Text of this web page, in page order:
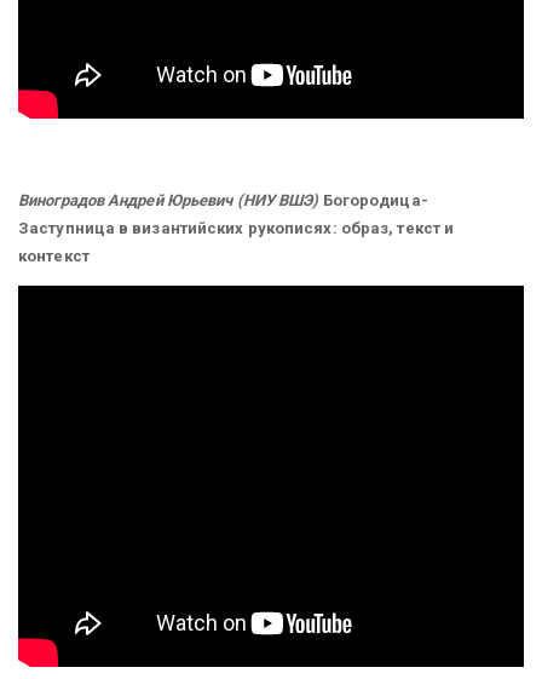
Виноградов Андрей Юрьевич (НИУ ВШЭ) Богородица-
Заступница в византийских рукописях: образ, текст и
контекст